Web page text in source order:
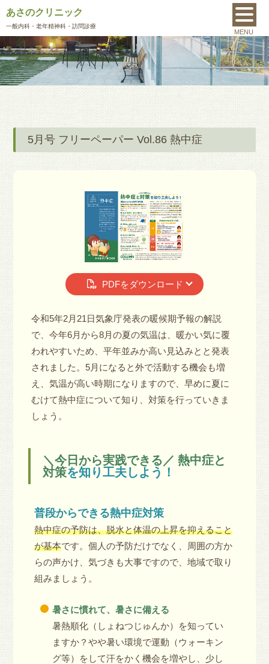
あさのクリニック
一般内科 ・老年精神科・訪問診療
MENU
5月号 フリーペーパー Vol.86 熱中症
PDFをダウンロード
令和5年2月21日気象庁発表の暖候期予報の解説
で、今年6月から8月の夏の気温は、暖かい気に覆
われやすいため、平年並みか高い見込みとと発表
されました。5月になると外で活動する機会も増
え、気温が高い時期になりますので、早めに夏に
むけて熱中症について知り、対策を行っていきま
しょう。
＼今日から実践できる／ 熱中症と
対策を知り工夫しよう！
普段からできる熱中症対策
熱中症の予防は、脱水と体温の上昇を抑えること
が基本です。個人の予防だけでなく、周囲の方か
らの声かけ、気づきも大事ですので、地域で取り
組みましょう。
暑さに慣れて、暑さに備える
暑熱順化（しょねつじゅんか）を知ってい
ますか？やや暑い環境で運動（ウォーキン
グ等）をして汗をかく機会を増やし、少し
MENU